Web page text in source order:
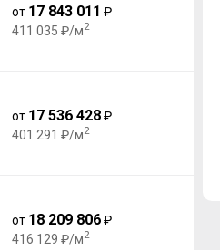
от 17 843 011 ₽
411 035 ₽/м2
от 17 536 428₽
401 291 ₽/м2
от 18 209 806₽
416 129 ₽/м2